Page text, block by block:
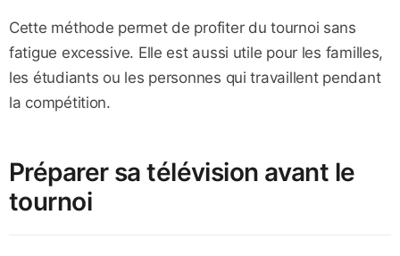
Cette méthode permet de profiter du tournoi sans
fatigue excessive. Elle est aussi utile pour les familles,
les étudiants ou les personnes qui travaillent pendant
la compétition.
Préparer sa télévision avant le
tournoi